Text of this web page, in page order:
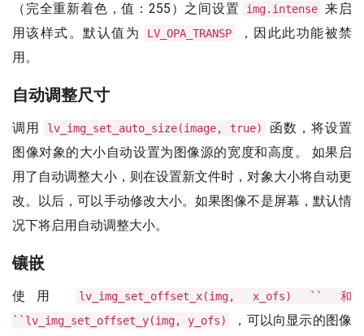
（完全重新着色，值：255）之间设置 img.intense 来启
用该样式。默认值为
LV_OPA_TRANSP
，因此此功能被禁
用。
自动调整尺寸
调用 lv_img_set_auto_size(image, true)
函数，将设置
图像对象的大小自动设置为图像源的宽度和高度。 如果启
用了自动调整大小，则在设置新文件时，对象大小将自动更
改。以后，可以手动修改大小。如果图像不是屏幕，默认情
况下将启用自动调整大小。
镶嵌
使用
lv_img_set_offset_x(img, x_ofs) `` 和
``lv_img_set_offset_y(img, y_ofs)
，可以向显示的图像